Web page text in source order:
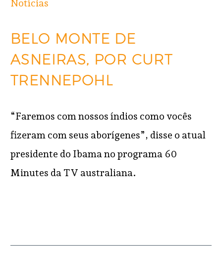
Notícias
BELO MONTE DE
ASNEIRAS, POR CURT
TRENNEPOHL
“Faremos com nossos índios como vocês
fizeram com seus aborígenes”, disse o atual
presidente do Ibama no programa 60
Minutes da TV australiana.